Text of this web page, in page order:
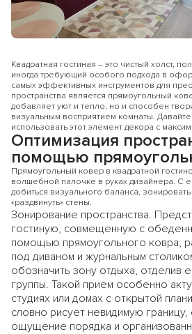
Квадратная гостиная – это чистый холст,
иногда требующий особого подхода в
самых эффективных инструментов для
пространства является прямоугольный
добавляет уют и тепло, но и способен
визуальным восприятием комнаты.
использовать этот элемент декора с
Оптимизация
помощью
Прямоугольный ковер в квадратной
волшебной палочке в руках дизайнера. С
добиться визуального баланса,
«раздвинуть» стены.
Зонирование пространства.
гостиную, совмещенную с
помощью прямоугольного ковра,
под диваном и журнальным
обозначить зону отдыха, отделив
группы. Такой прием особенно
студиях или домах с открытой
словно рисует невидимую границу,
ощущение порядка и